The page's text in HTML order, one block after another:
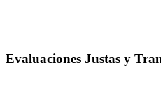
Evaluaciones Justas y